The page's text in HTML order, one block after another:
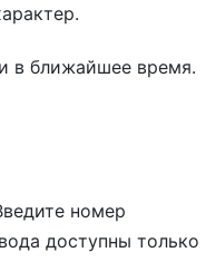
в ближайшее время.
номер
доступны только